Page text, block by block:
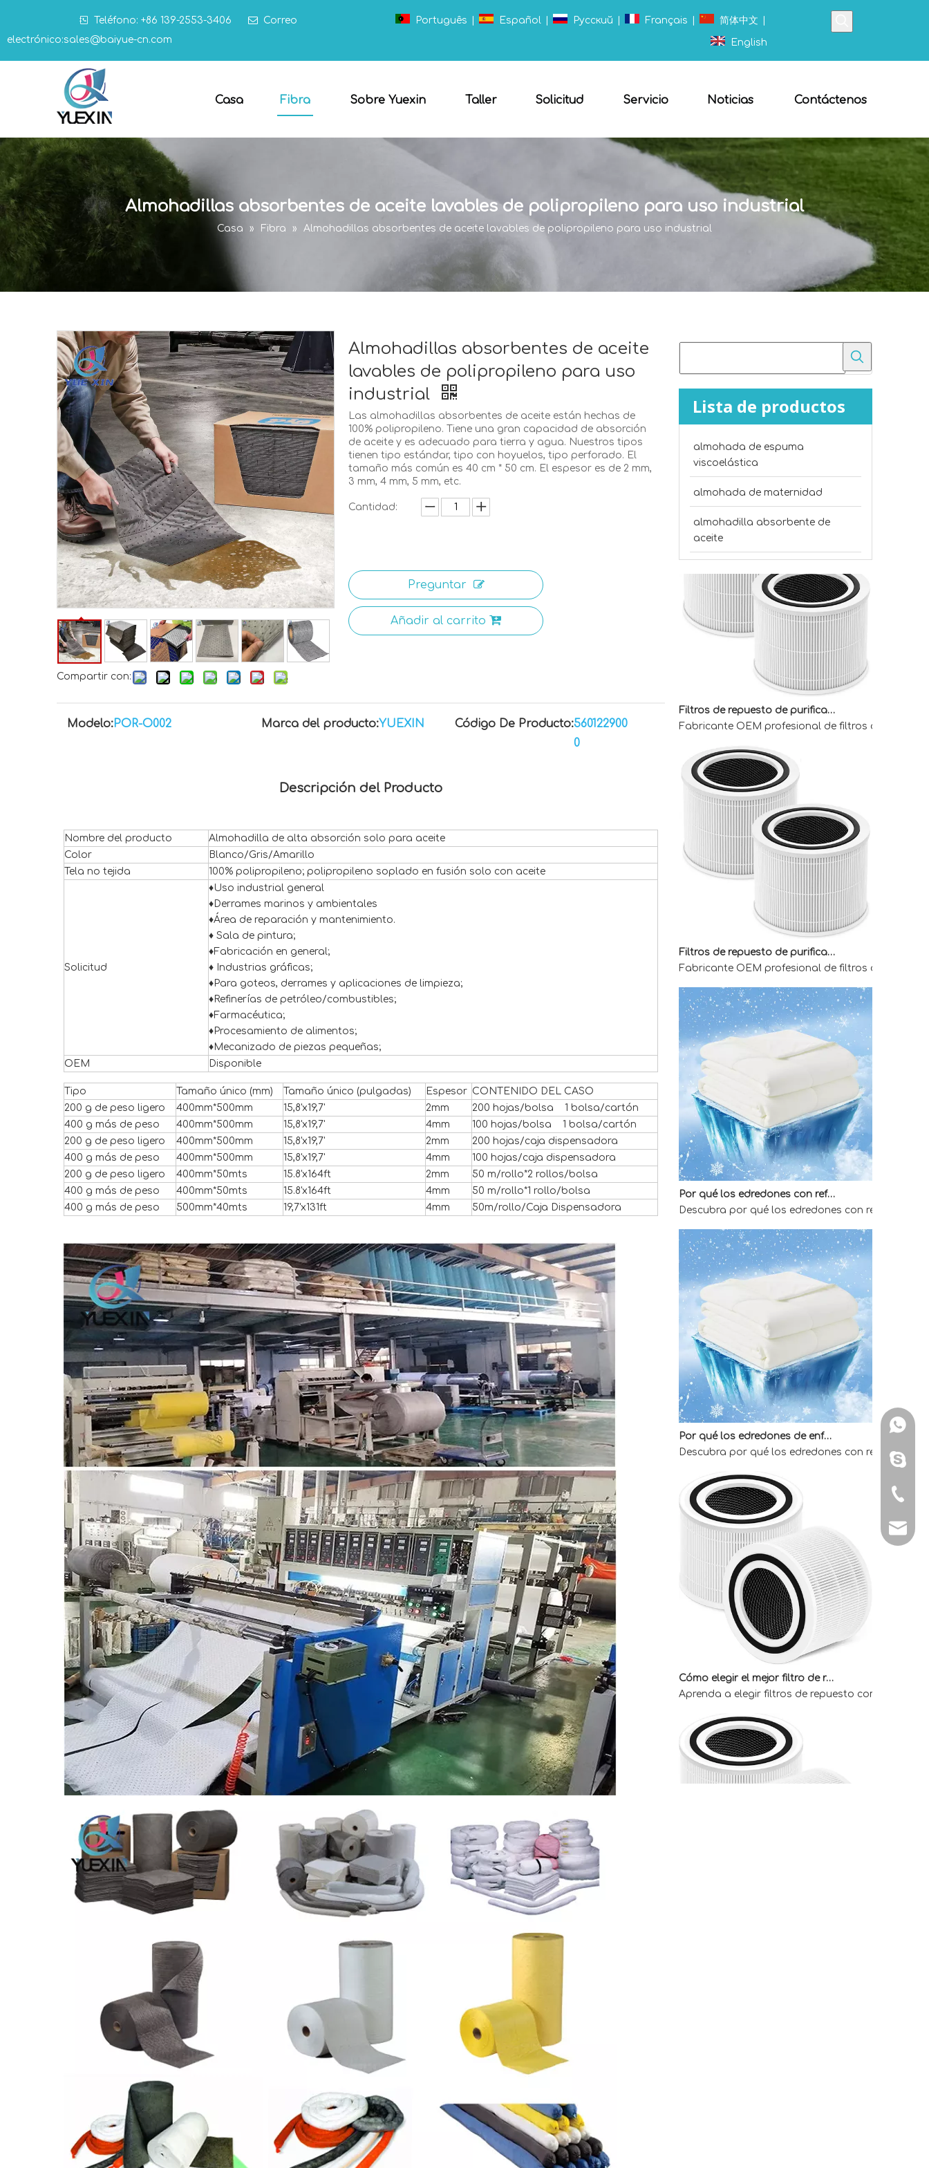
 Teléfono: +86 139-2553-3406  Correo
electrónico:sales@baiyue-cn.com
Português Español Pусский Français 简体中文
English
Casa Fibra Sobre Yuexin Taller Solicitud Servicio Noticias Contáctenos
Almohadillas absorbentes de aceite lavables de polipropileno para uso industrial
Casa » Fibra » Almohadillas absorbentes de aceite lavables de polipropileno para uso industrial
Compartir con:
Almohadillas absorbentes de aceite
lavables de polipropileno para uso
industrial
Las almohadillas absorbentes de aceite están hechas de
100% polipropileno. Tiene una gran capacidad de absorción
de aceite y es adecuado para tierra y agua. Nuestros tipos
tienen tipo estándar, tipo con hoyuelos, tipo perforado. El
tamaño más común es 40 cm * 50 cm. El espesor es de 2 mm,
3 mm, 4 mm, 5 mm, etc.
Cantidad:
Preguntar
Añadir al carrito
Modelo:POR-O002 Marca del producto:YUEXIN Código De Producto:560122900
0
Descripción del Producto
Nombre del producto
Almohadilla de alta absorción solo para aceite
Color
Blanco/Gris/Amarillo
Tela no tejida
100% polipropileno; polipropileno soplado en fusión solo con aceite
Solicitud
♦Uso industrial general
♦Derrames marinos y ambientales
♦Área de reparación y mantenimiento.
♦ Sala de pintura;
♦Fabricación en general;
♦ Industrias gráficas;
♦Para goteos, derrames y aplicaciones de limpieza;
♦Refinerías de petróleo/combustibles;
♦Farmacéutica;
♦Procesamiento de alimentos;
♦Mecanizado de piezas pequeñas;
OEM
Disponible
Tipo Tamaño único (mm) Tamaño único (pulgadas) Espesor CONTENIDO DEL CASO
200 g de peso ligero
400mm*500mm 15,8'x19,7' 2mm
200 hojas/bolsa 1 bolsa/cartón
400 g más de peso
400mm*500mm 15,8'x19,7' 4mm
100 hojas/bolsa 1 bolsa/cartón
200 g de peso ligero
400mm*500mm 15,8'x19,7' 2mm
200 hojas/caja dispensadora
400 g más de peso
400mm*500mm 15,8'x19,7' 4mm
100 hojas/caja dispensadora
200 g de peso ligero
400mm*50mts 15.8'x164ft 2mm
50 m/rollo*2 rollos/bolsa
400 g más de peso
400mm*50mts 15.8'x164ft 4mm
50 m/rollo*1 rollo/bolsa
400 g más de peso
500mm*40mts 19,7'x131ft 4mm 50m/rollo/Caja Dispensadora
Lista de productos
almohada de espuma
viscoelástica
almohada de maternidad
almohadilla absorbente de
aceite
Compare el fieltro punzonado con el algodón
Filtros de repuesto de purificador de aire OEM para compradores mayoristas
Fabricante OEM profesional de filtros de
Filtros de repuesto de purificador de aire OEM para compradores mayoristas
Fabricante OEM profesional de filtros de
Por qué los edredones con refrigeración directa de fábrica son la mejor opción para quienes duermen calientes
Descubra por qué los edredones con
Por qué los edredones de enfriamiento directo de fábrica son la mejor opción para quienes duermen calientes
Descubra por qué los edredones con
Aprenda a elegir filtros de repuesto compatibles
Skype:
Tel: +
E-mail: